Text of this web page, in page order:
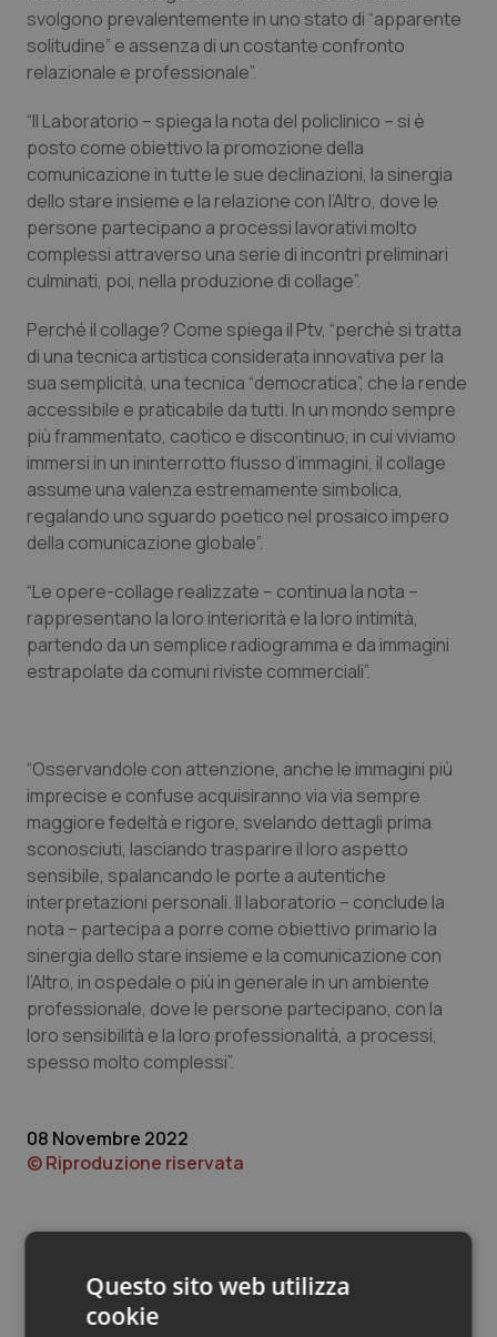
Friuli Venezia Giulia
Liguria
Lombardia
Marche
Molise
Piemonte
Provincia Autonoma di Bolzano
Provincia Autonoma di Trento
Puglia
Sardegna
Sicilia
Umbria
Valle D’Aosta
Veneto
Dermatite Atopica
Disturbi dell’umore
Dolore
Donna & Salute
Epatiti
HIV
Infezioni & Febbre
Ipertensione & Scompenso
Malattie rare
Malattia di Crohn & Rettocolite Ulcerosa
Neuroscienze & patologie neurodegenerative
Oftalmologia
Oncodermatologia
Oncoematologia
Oncologia & Nutrizione
Psoriasi & pelle
Quotidiano Cardiologia
Quotidiano Chirurgia
Rene & patologie urogenitali
svolgono prevalentemente in uno stato di “apparente
solitudine” e assenza di un costante confronto
relazionale e professionale”.
“Il Laboratorio – spiega la nota del policlinico – si è
posto come obiettivo la promozione della
comunicazione in tutte le sue declinazioni, la sinergia
dello stare insieme e la relazione con l’Altro, dove le
persone partecipano a processi lavorativi molto
complessi attraverso una serie di incontri preliminari
culminati, poi, nella produzione di collage”.
Perché il collage? Come spiega il Ptv, “perchè si tratta
di una tecnica artistica considerata innovativa per la
sua semplicità, una tecnica “democratica”, che la rende
accessibile e praticabile da tutti. In un mondo sempre
più frammentato, caotico e discontinuo, in cui viviamo
immersi in un ininterrotto flusso d’immagini, il collage
assume una valenza estremamente simbolica,
regalando uno sguardo poetico nel prosaico impero
della comunicazione globale”.
“Le opere-collage realizzate – continua la nota –
rappresentano la loro interiorità e la loro intimità,
partendo da un semplice radiogramma e da immagini
estrapolate da comuni riviste commerciali”.
“Osservandole con attenzione, anche le immagini più
imprecise e confuse acquisiranno via via sempre
maggiore fedeltà e rigore, svelando dettagli prima
sconosciuti, lasciando trasparire il loro aspetto
sensibile, spalancando le porte a autentiche
interpretazioni personali. Il laboratorio – conclude la
nota – partecipa a porre come obiettivo primario la
sinergia dello stare insieme e la comunicazione con
l’Altro, in ospedale o più in generale in un ambiente
professionale, dove le persone partecipano, con la
loro sensibilità e la loro professionalità, a processi,
spesso molto complessi”.
08 Novembre 2022
© Riproduzione riservata
Questo sito web utilizza
cookie